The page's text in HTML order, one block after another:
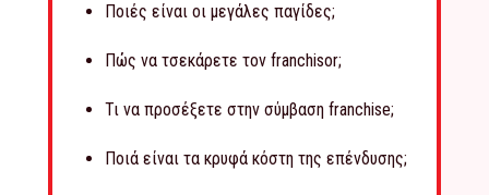
Ποιές είναι οι μεγάλες παγίδες;
Πώς να τσεκάρετε τον franchisor;
Τι να προσέξετε στην σύμβαση franchise;
Ποιά είναι τα κρυφά κόστη της επένδυσης;